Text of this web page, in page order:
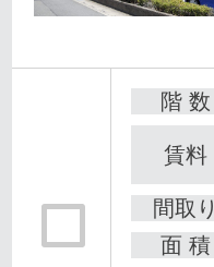
階 数
賃料
間取り
面 積